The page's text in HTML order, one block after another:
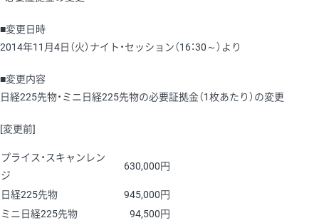
■変更日時
2014年11月4日（火）ナイト・セッション（16：30～）より
■変更内容
日経225先物・ミニ日経225先物の必要証拠金（1枚あたり）の変更
[変更前]
プライス・スキャンレン
ジ
630,000円
日経225先物
945,000円
ミニ日経225先物
94,500円